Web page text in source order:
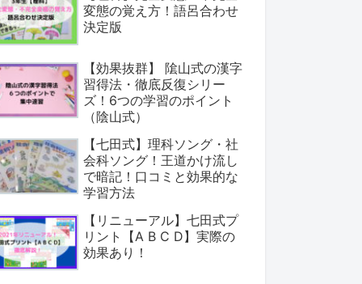
変態の覚え方！語呂合わせ
決定版
【効果抜群】 隂山式の漢字
習得法・徹底反復シリー
ズ！6つの学習のポイント
（陰山式）
【七田式】理科ソング・社
会科ソング！王道かけ流し
で暗記！口コミと効果的な
学習方法
【リニューアル】七田式プ
リント【A B C D】実際の
効果あり！